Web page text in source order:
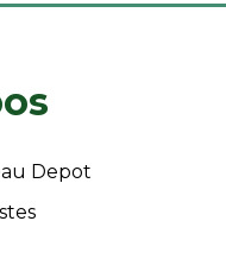
Depot